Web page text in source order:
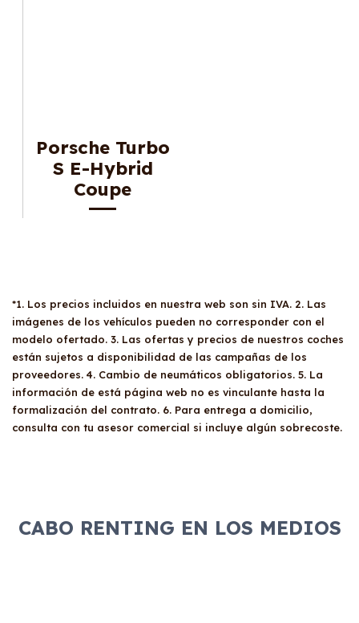
Porsche Turbo
S E-Hybrid
Coupe
*1. Los precios incluidos en nuestra web son sin IVA. 2. Las
imágenes de los vehículos pueden no corresponder con el
modelo ofertado. 3. Las ofertas y precios de nuestros coches
están sujetos a disponibilidad de las campañas de los
proveedores. 4. Cambio de neumáticos obligatorios. 5. La
información de está página web no es vinculante hasta la
formalización del contrato. 6. Para entrega a domicilio,
consulta con tu asesor comercial si incluye algún sobrecoste.
CABO RENTING EN LOS MEDIOS